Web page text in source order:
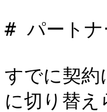
# パートナ
すでに契約
に切り替